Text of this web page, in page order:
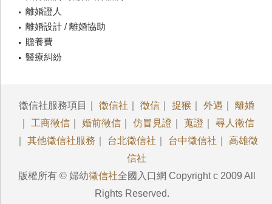
離婚證人
離婚設計 / 離婚協助
贍養費
醫療糾紛
徵信社服務項目｜ 徵信社 徵信 捉猴 外遇
離婚
工商徵信 婚前徵信 仿冒見證 蒐證
尋人徵信
其他徵信社服務 台北徵信社 台中徵信社
高雄徵
信社
版權所有 © 婦幼徵信社全國入口網 Copyright c 2009 All
Rights Reserved.